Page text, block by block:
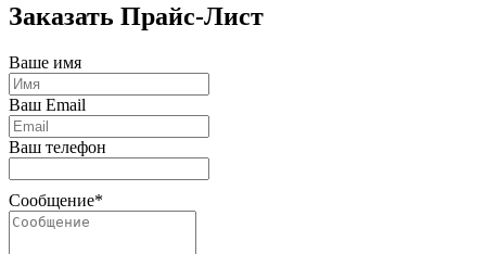
Заказать Прайс-Лист
Ваше имя
Ваш Email
Ваш телефон
Сообщение*